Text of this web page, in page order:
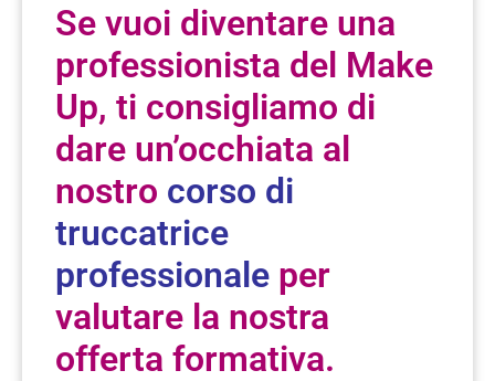
Se vuoi diventare una
professionista del Make
Up, ti consigliamo di
dare un’occhiata al
nostro corso di
truccatrice
professionale per
valutare la nostra
offerta formativa.